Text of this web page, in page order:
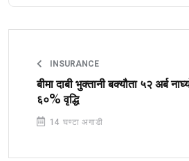
INSURANCE
बीमा दाबी भुक्तानी बक्यौता ५२ अर्ब
६०% वृद्धि
14 घण्टा अगाडी